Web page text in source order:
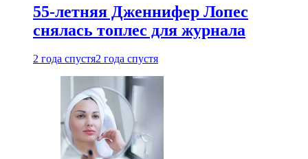
55-летняя Дженнифер Лопес
снялась топлес для журнала
2 года спустя2 года спустя